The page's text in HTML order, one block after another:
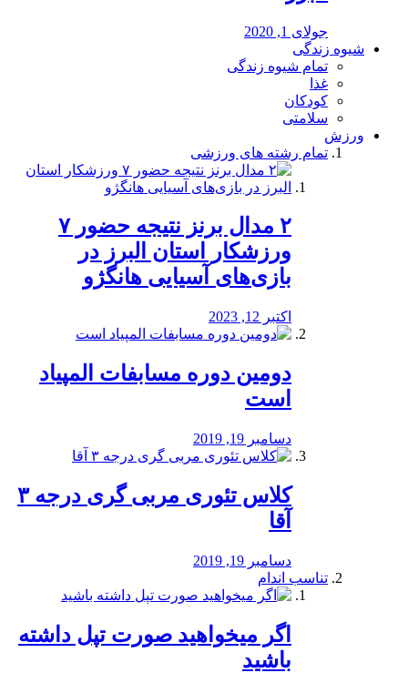
جولای 1, 2020
شیوه زندگی
تمام شیوه زندگی
غذا
کودکان
سلامتی
ورزش
تمام رشته های ورزشی
۲ مدال برنز نتیجه حضور ۷
ورزشکار استان البرز در
بازی‌های آسیایی هانگژو
اکتبر 12, 2023
دومین دوره مسابفات المپیاد
است
دسامبر 19, 2019
کلاس تئوری مربی گری درجه ۳
آقا
دسامبر 19, 2019
تناسب اندام
اگر میخواهید صورت تپل داشته
باشید